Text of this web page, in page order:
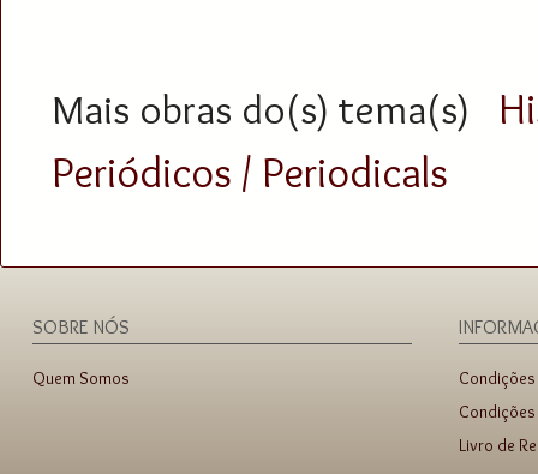
Mais obras do(s) tema(s)
Periódicos / Periodicals
SOBRE NÓS
Quem Somos
Livro de